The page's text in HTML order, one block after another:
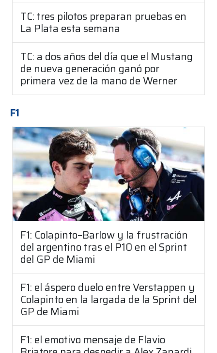
TC: tres pilotos preparan pruebas en
La Plata esta semana
TC: a dos años del día que el Mustang
de nueva generación ganó por
primera vez de la mano de Werner
F1
F1: Colapinto–Barlow y la frustración
del argentino tras el P10 en el Sprint
del GP de Miami
F1: el áspero duelo entre Verstappen y
Colapinto en la largada de la Sprint del
GP de Miami
F1: el emotivo mensaje de Flavio